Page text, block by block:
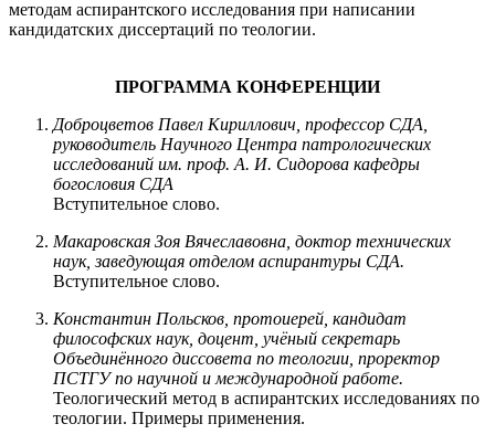
методам аспирантского исследования при написании
кандидатских диссертаций по теологии.
ПРОГРАММА КОНФЕРЕНЦИИ
Доброцветов Павел Кириллович, профессор СДА,
руководитель Научного Центра патрологических
исследований им. проф. А. И. Сидорова кафедры
богословия СДА
Вступительное слово.
Макаровская Зоя Вячеславовна, доктор технических
наук, заведующая отделом аспирантуры СДА.
Вступительное слово.
Константин Польсков, протоиерей, кандидат
философских наук, доцент, учёный секретарь
Объединённого диссовета по теологии, проректор
ПСТГУ по научной и международной работе.
Теологический метод в аспирантских исследованиях по
теологии. Примеры применения.